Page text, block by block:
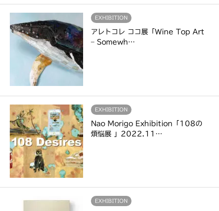
EXHIBITION
アレトコレ ココ展「Wine Top Art
– Somewh…
EXHIBITION
Nao Morigo Exhibition「108の
煩悩展 」2022.11…
EXHIBITION